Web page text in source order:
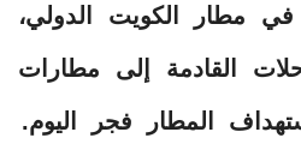
في مطار الكويت الدولي،
القادمة إلى مطارات
المطار فجر اليوم.